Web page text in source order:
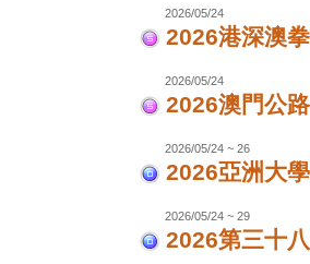
2026/05/24
2026港深澳
2026/05/24
2026澳門公
2026/05/24 ~ 26
2026亞洲大
2026/05/24 ~ 29
2026第三十